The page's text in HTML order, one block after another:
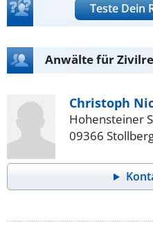
Teste Dein
Anwälte für
Christoph
Hohensteiner
09366